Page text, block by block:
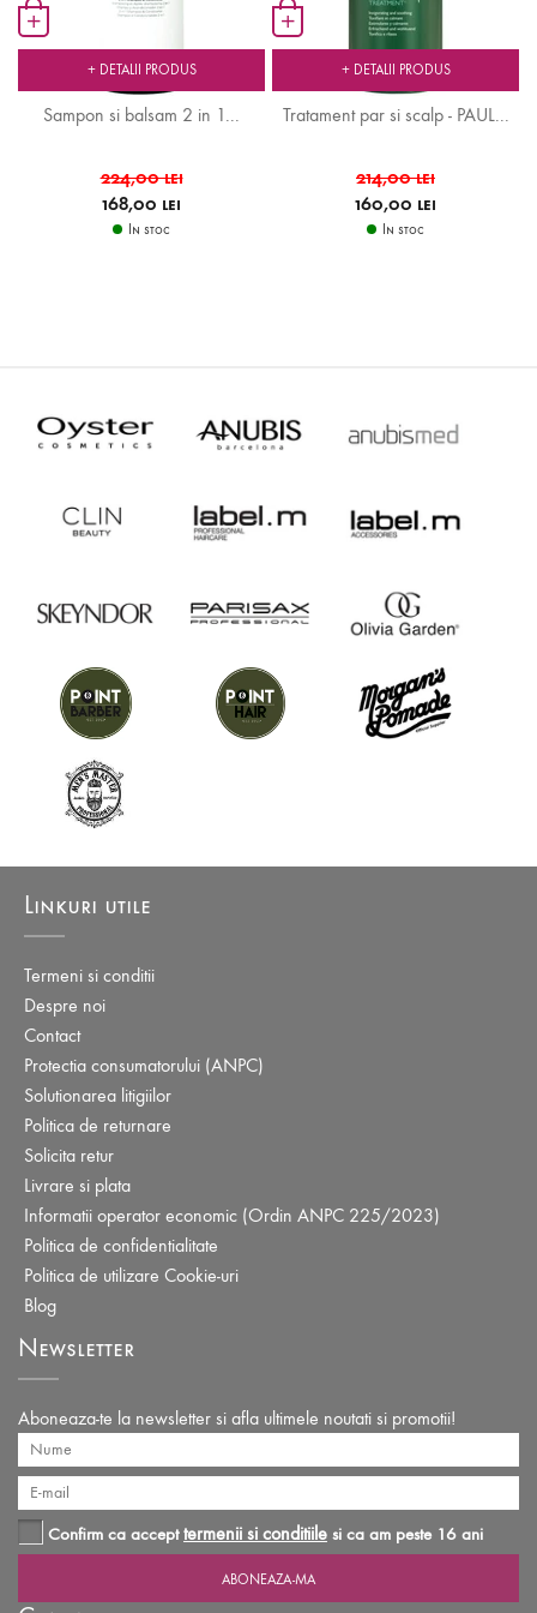
Sampon si balsam 2 in 1...
224,00 lei
168,00 lei
In stoc
+
+ DETALII PRODUS
Tratament par si scalp - PAUL...
214,00 lei
160,00 lei
In stoc
+
+ DETALII PRODUS
Linkuri utile
Termeni si conditii
Despre noi
Contact
Protectia consumatorului (ANPC)
Solutionarea litigiilor
Politica de returnare
Solicita retur
Livrare si plata
Informatii operator economic (Ordin ANPC 225/2023)
Politica de confidentialitate
Politica de utilizare Cookie-uri
Blog
Newsletter
Aboneaza-te la newsletter si afla ultimele noutati si promotii!
Confirm ca accepttermenii si conditiile si ca am peste 16 ani